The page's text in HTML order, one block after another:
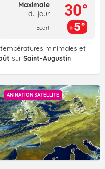
Maximale
du jour
Ecart
30°
5°
minimales et
sur Saint-Augustin
ANIMATION SATELLITE